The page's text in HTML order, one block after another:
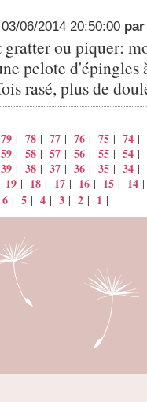
06/2014 20:50:00
ou piquer:
pelote d'épingles
rasé, plus de
79 | 78 | 77 | 76 | 75 | 74 |
59 | 58 | 57 | 56 | 55 | 54 |
39 | 38 | 37 | 36 | 35 | 34 |
19 | 18 | 17 | 16 | 15 | 14
6 | 5 | 4 | 3 | 2 | 1 |